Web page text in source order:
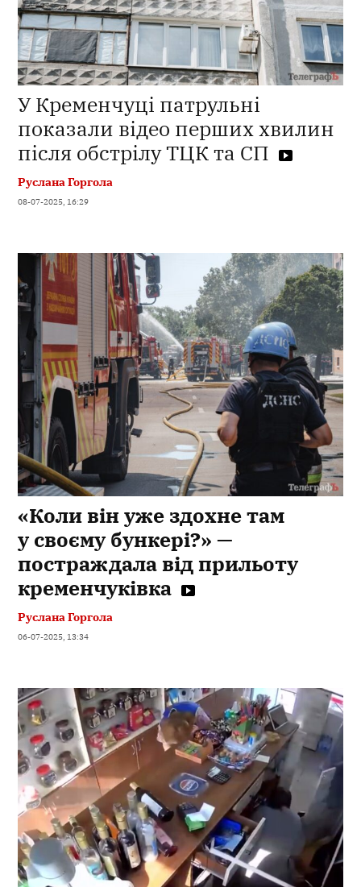
У Кременчуці патрульні
показали відео перших хвилин
після обстрілу ТЦК та СП
Руслана Горгола
08-07-2025, 16:29
«Коли він уже здохне там
у своєму бункері?» —
постраждала від прильоту
кременчуківка
Руслана Горгола
06-07-2025, 13:34